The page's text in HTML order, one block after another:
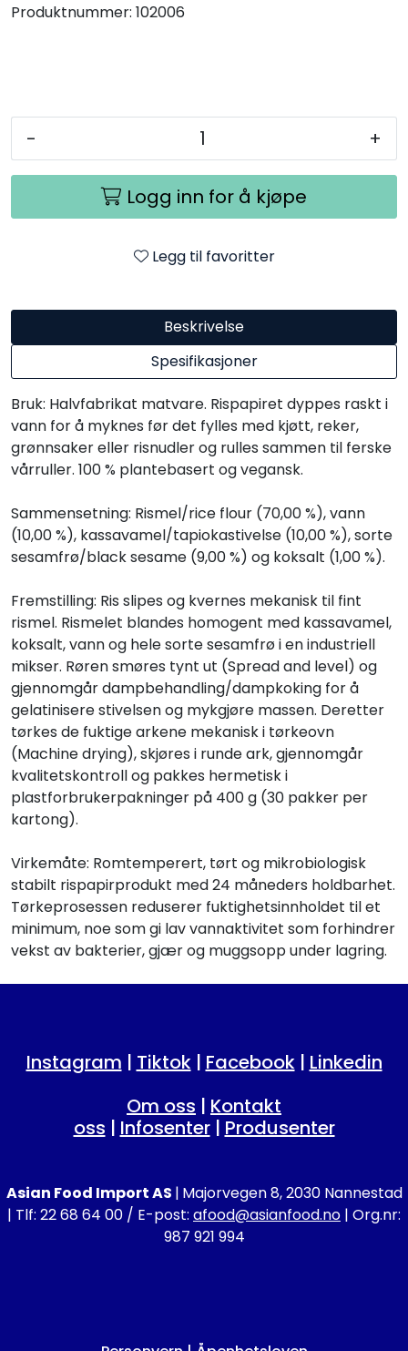
Produktnummer: 102006
- +
Logg inn for å kjøpe
Legg til favoritter
Beskrivelse
Spesifikasjoner
Bruk: Halvfabrikat matvare. Rispapiret dyppes raskt i
vann for å myknes før det fylles med kjøtt, reker,
grønnsaker eller risnudler og rulles sammen til ferske
vårruller. 100 % plantebasert og vegansk.
Sammensetning: Rismel/rice flour (70,00 %), vann
(10,00 %), kassavamel/tapiokastivelse (10,00 %), sorte
sesamfrø/black sesame (9,00 %) og koksalt (1,00 %).
Fremstilling: Ris slipes og kvernes mekanisk til fint
rismel. Rismelet blandes homogent med kassavamel,
koksalt, vann og hele sorte sesamfrø i en industriell
mikser. Røren smøres tynt ut (Spread and level) og
gjennomgår dampbehandling/dampkoking for å
gelatinisere stivelsen og mykgjøre massen. Deretter
tørkes de fuktige arkene mekanisk i tørkeovn
(Machine drying), skjøres i runde ark, gjennomgår
kvalitetskontroll og pakkes hermetisk i
plastforbrukerpakninger på 400 g (30 pakker per
kartong).
Virkemåte: Romtemperert, tørt og mikrobiologisk
stabilt rispapirprodukt med 24 måneders holdbarhet.
Tørkeprosessen reduserer fuktighetsinnholdet til et
minimum, noe som gi lav vannaktivitet som forhindrer
vekst av bakterier, gjær og muggsopp under lagring.
Instagram | Tiktok| Facebook| Linkedin
Om oss | Kontakt
oss | Infosenter| Produsenter
Asian Food Import AS | Majorvegen 8, 2030 Nannestad
| Tlf: 22 68 64 00 / E-post: afood@asianfood.no | Org.nr:
987 921 994